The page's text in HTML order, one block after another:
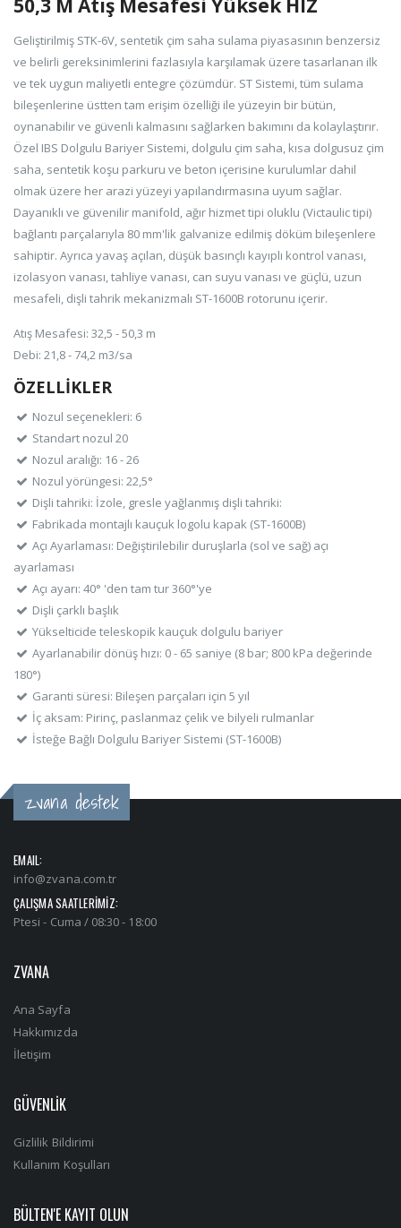
50,3 M Atış Mesafesi Yüksek HIZ
Geliştirilmiş STK-6V, sentetik çim saha sulama piyasasının benzersiz
ve belirli gereksinimlerini fazlasıyla karşılamak üzere tasarlanan ilk
ve tek uygun maliyetli entegre çözümdür. ST Sistemi, tüm sulama
bileşenlerine üstten tam erişim özelliği ile yüzeyin bir bütün,
oynanabilir ve güvenli kalmasını sağlarken bakımını da kolaylaştırır.
Özel IBS Dolgulu Bariyer Sistemi, dolgulu çim saha, kısa dolgusuz çim
saha, sentetik koşu parkuru ve beton içerisine kurulumlar dahil
olmak üzere her arazi yüzeyi yapılandırmasına uyum sağlar.
Dayanıklı ve güvenilir manifold, ağır hizmet tipi oluklu (Victaulic tipi)
bağlantı parçalarıyla 80 mm'lik galvanize edilmiş döküm bileşenlere
sahiptir. Ayrıca yavaş açılan, düşük basınçlı kayıplı kontrol vanası,
izolasyon vanası, tahliye vanası, can suyu vanası ve güçlü, uzun
mesafeli, dişli tahrik mekanizmalı ST-1600B rotorunu içerir.
Atış Mesafesi: 32,5 - 50,3 m
Debi: 21,8 - 74,2 m3/sa
ÖZELLİKLER
Nozul seçenekleri: 6
Standart nozul 20
Nozul aralığı: 16 - 26
Nozul yörüngesi: 22,5°
Dişli tahriki: İzole, gresle yağlanmış dişli tahriki:
Fabrikada montajlı kauçuk logolu kapak (ST-1600B)
Açı Ayarlaması: Değiştirilebilir duruşlarla (sol ve sağ) açı
ayarlaması
Açı ayarı: 40° 'den tam tur 360°'ye
Dişli çarklı başlık
Yükselticide teleskopik kauçuk dolgulu bariyer
Ayarlanabilir dönüş hızı: 0 - 65 saniye (8 bar; 800 kPa değerinde
180°)
Garanti süresi: Bileşen parçaları için 5 yıl
İç aksam: Pirinç, paslanmaz çelik ve bilyeli rulmanlar
İsteğe Bağlı Dolgulu Bariyer Sistemi (ST-1600B)
zvana destek
EMAIL:
info@zvana.com.tr
ÇALIŞMA SAATLERİMİZ:
Ptesi - Cuma / 08:30 - 18:00
ZVANA
Ana Sayfa
Hakkımızda
İletişim
GÜVENLİK
Gizlilik Bildirimi
Kullanım Koşulları
BÜLTEN'E KAYIT OLUN